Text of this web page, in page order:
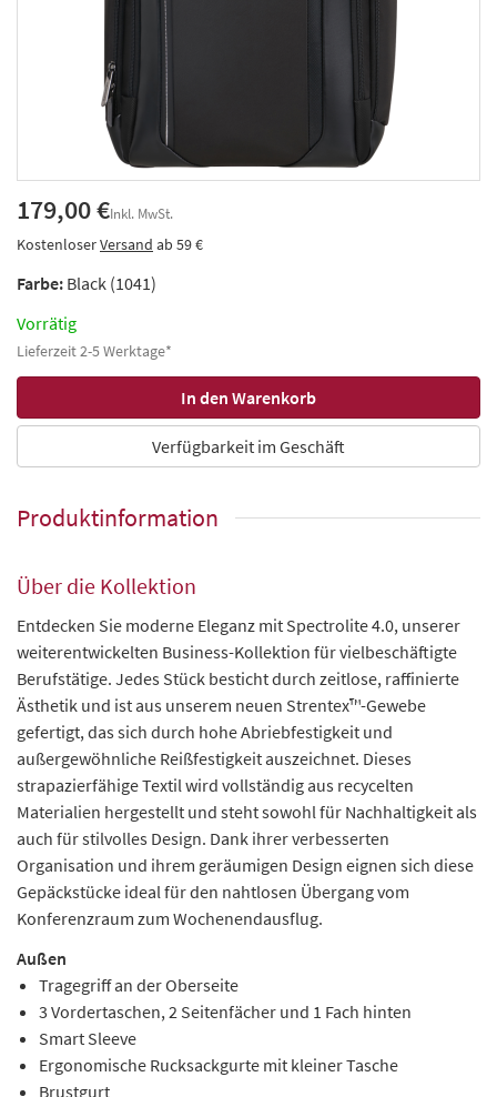
179,00 €Inkl. MwSt.
KostenloserVersand ab 59 €
Farbe: Black (1041)
Vorrätig
Lieferzeit 2-5 Werktage*
Verfügbarkeit im Geschäft
Produktinformation
Über die Kollektion
Entdecken Sie moderne Eleganz mit Spectrolite 4.0, unserer
weiterentwickelten Business-Kollektion für vielbeschäftigte
Berufstätige. Jedes Stück besticht durch zeitlose, raffinierte
Ästhetik und ist aus unserem neuen Strentex™-Gewebe
gefertigt, das sich durch hohe Abriebfestigkeit und
außergewöhnliche Reißfestigkeit auszeichnet. Dieses
strapazierfähige Textil wird vollständig aus recycelten
Materialien hergestellt und steht sowohl für Nachhaltigkeit als
auch für stilvolles Design. Dank ihrer verbesserten
Organisation und ihrem geräumigen Design eignen sich diese
Gepäckstücke ideal für den nahtlosen Übergang vom
Konferenzraum zum Wochenendausflug.
Außen
Tragegriff an der Oberseite
3 Vordertaschen, 2 Seitenfächer und 1 Fach hinten
Smart Sleeve
Ergonomische Rucksackgurte mit kleiner Tasche
Brustgurt